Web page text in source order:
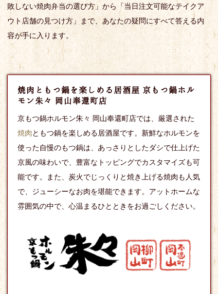
敗しない焼肉弁当の選び方」から「当日注文可能なテイクア
ウト店舗の見つけ方」まで、あなたの疑問にすべて答える内
容が手に入ります。
焼肉ともつ鍋を楽しめる居酒屋 京もつ鍋ホル
モン朱々 岡山奉還町店
京もつ鍋ホルモン朱々 岡山奉還町店では、厳選された
焼肉ともつ鍋を楽しめる居酒屋です。新鮮なホルモンを
使った自慢のもつ鍋は、あっさりとしたダシで仕上げた
京風の味わいで、豊富なトッピングでカスタマイズも可
能です。また、炭火でじっくりと焼き上げる焼肉も人気
で、ジューシーなお肉を堪能できます。アットホームな
雰囲気の中で、心温まるひとときをお過ごしください。